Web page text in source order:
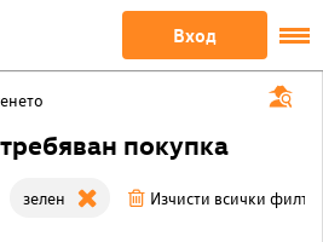
Вход
покупка
зелен Изчисти всички